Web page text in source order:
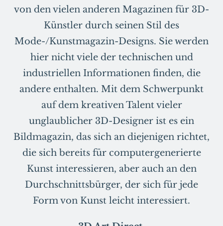
von den vielen anderen Magazinen für 3D-
Künstler durch seinen Stil des
Mode-/Kunstmagazin-Designs. Sie werden
hier nicht viele der technischen und
industriellen Informationen finden, die
andere enthalten. Mit dem Schwerpunkt
auf dem kreativen Talent vieler
unglaublicher 3D-Designer ist es ein
Bildmagazin, das sich an diejenigen richtet,
die sich bereits für computergenerierte
Kunst interessieren, aber auch an den
Durchschnittsbürger, der sich für jede
Form von Kunst leicht interessiert.